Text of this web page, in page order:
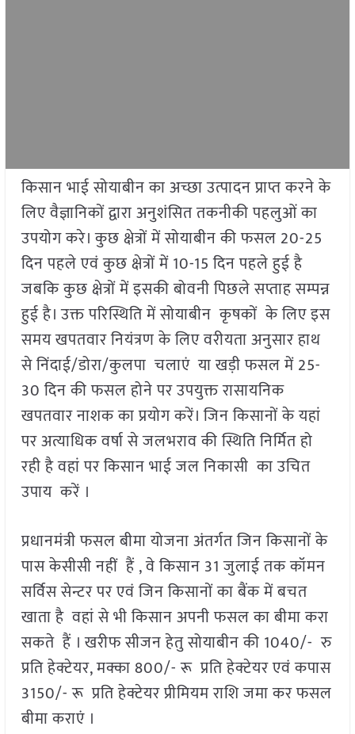
किसान भाई सोयाबीन का अच्छा उत्पादन प्राप्त करने के
लिए वैज्ञानिकों द्वारा अनुशंसित तकनीकी पहलुओं का
उपयोग करे। कुछ क्षेत्रों में सोयाबीन की फसल 20-25
दिन पहले एवं कुछ क्षेत्रों में 10-15 दिन पहले हुई है
जबकि कुछ क्षेत्रों में इसकी बोवनी पिछले सप्ताह सम्पन्न
हुई है। उक्त परिस्थिति में सोयाबीन कृषकों के लिए इस
समय खपतवार नियंत्रण के लिए वरीयता अनुसार हाथ
से निंदाई/डोरा/कुलपा चलाएं या खड़ी फसल में 25-
30 दिन की फसल होने पर उपयुक्त रासायनिक
खपतवार नाशक का प्रयोग करें। जिन किसानों के यहां
पर अत्याधिक वर्षा से जलभराव की स्थिति निर्मित हो
रही है वहां पर किसान भाई जल निकासी का उचित
उपाय करें ।
प्रधानमंत्री फसल बीमा योजना अंतर्गत जिन किसानों के
पास केसीसी नहीं हैं , वे किसान 31 जुलाई तक कॉमन
सर्विस सेन्टर पर एवं जिन किसानों का बैंक में बचत
खाता है वहां से भी किसान अपनी फसल का बीमा करा
सकते हैं । खरीफ सीजन हेतु सोयाबीन की 1040/- रु
प्रति हेक्टेयर, मक्का 800/- रू प्रति हेक्टेयर एवं कपास
3150/- रू प्रति हेक्टेयर प्रीमियम राशि जमा कर फसल
बीमा कराएं ।